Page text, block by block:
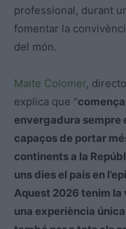
professional, durant
fomentar la
del món.
Maite Colomer,
explica que “
envergadura sempre
capaços de portar
continents a la
uns dies el país en
Aquest 2026 tenim
una experiència